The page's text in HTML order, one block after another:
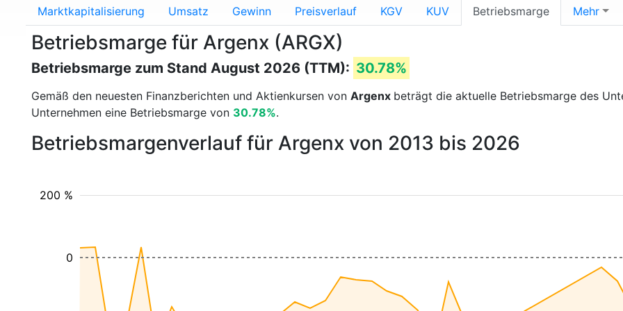
Marktkapitalisierung Umsatz Gewinn Preisverlauf KGV KUV Betriebsmarge Mehr
Betriebsmarge für Argenx (ARGX)
Betriebsmarge zum Stand August 2026 (TTM): 30.78%
Gemäß den neuesten Finanzberichten und Aktienkursen von Argenx beträgt die aktuelle Betriebsmarge des
Unternehmen eine Betriebsmarge von 30.78%.
Betriebsmargenverlauf für Argenx von 2013 bis 2026
200 %
0